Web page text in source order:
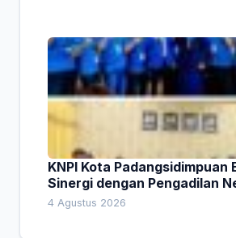
KNPI Kota Padangsidimpuan
Sinergi dengan Pengadilan
DPRD
4 Agustus 2026